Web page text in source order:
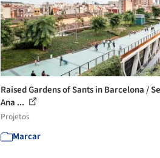
Raised Gardens of Sants in Barcelona /
Ana ...
Projetos
Marcar